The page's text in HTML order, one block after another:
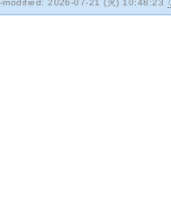
modified: 2026-07-21 (火) 10:48:23